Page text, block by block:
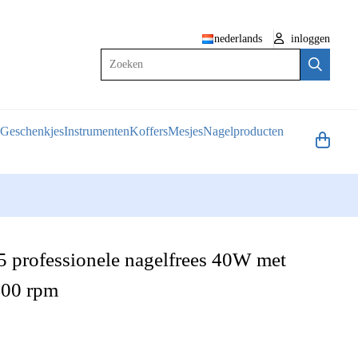
nederlands
inloggen
GeschenkjesInstrumentenKoffersMesjesNagelproducten
professionele nagelfrees 40W met
rpm